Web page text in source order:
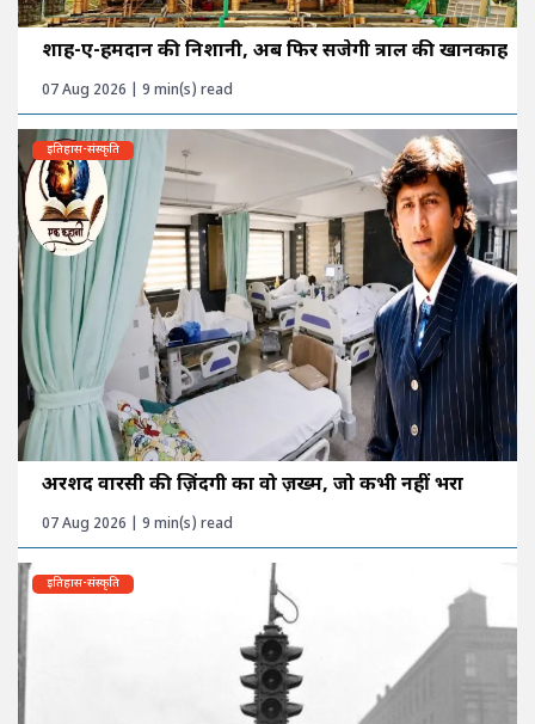
शाह-ए-हमदान की निशानी, अब फिर सजेगी त्राल की खानकाह
07 Aug 2026 | 9 min(s) read
इतिहास-संस्कृति
अरशद वारसी की ज़िंदगी का वो ज़ख्म, जो कभी नहीं भरा
07 Aug 2026 | 9 min(s) read
इतिहास-संस्कृति